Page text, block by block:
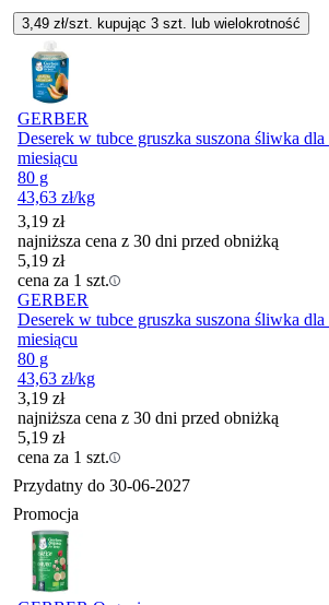
3,49 zł/szt. kupując 3 szt. lub wielokrotność
GERBER
Deserek w tubce gruszka suszona śliwka
miesiącu
80 g
43,63 zł/kg
3,19 zł
najniższa cena z 30 dni przed obniżką
5,19 zł
cena za 1 szt.
GERBER
Deserek w tubce gruszka suszona śliwka
miesiącu
80 g
43,63 zł/kg
3,19 zł
najniższa cena z 30 dni przed obniżką
5,19 zł
cena za 1 szt.
Przydatny do 30-06-2027
Promocja